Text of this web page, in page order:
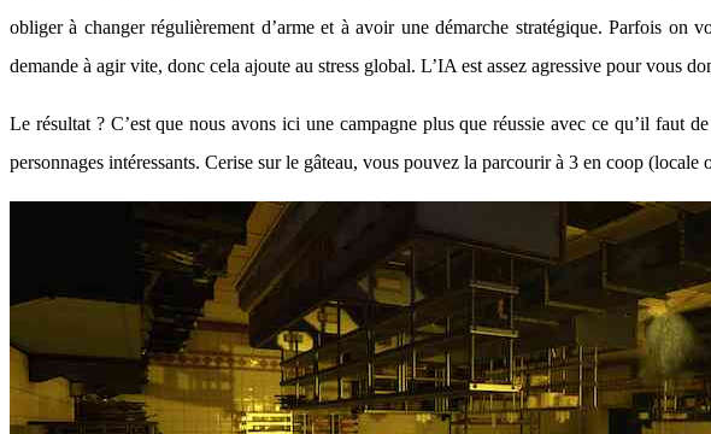
obliger à changer régulièrement d’arme et à avoir une démarche stratégique. Parfois on
demande à agir vite, donc cela ajoute au stress global. L’IA est assez agressive pour vous
Le résultat ? C’est que nous avons ici une campagne plus que réussie avec ce qu’il faut
personnages intéressants. Cerise sur le gâteau, vous pouvez la parcourir à 3 en coop (locale